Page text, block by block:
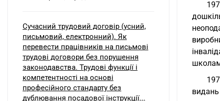
видань
Сучасний трудовий договір (усний,
письмовий, електронний). Як
перевести працівників на письмові
трудові договори без порушення
законодавства. Трудові функції і
компетентності на основі
професійного стандарту без
дублювання посадової інструкції...